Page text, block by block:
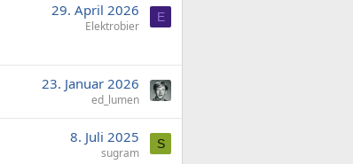
29. April 2026
Elektrobier
E
23. Januar 2026
ed_lumen
8. Juli 2025
sugram
S